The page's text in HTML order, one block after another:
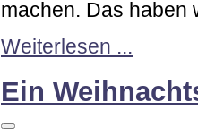
machen. Das haben
Weiterlesen ...
Ein